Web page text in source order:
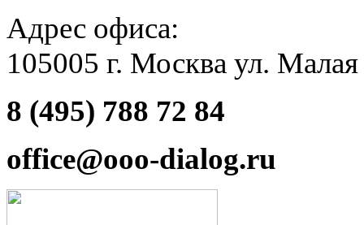
Адрес офиса:
105005 г. Москва ул.
8 (495) 788 72 84
office@ooo-dialog.ru